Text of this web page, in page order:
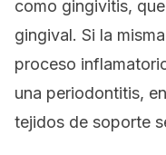
como gingivitis,
gingival. Si la
proceso
una periodontitis,
tejidos de soporte